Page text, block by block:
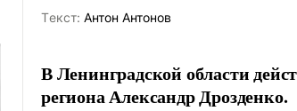
Tекст: Антон Антонов
В Ленинградской области
региона Александр Дрозденко.